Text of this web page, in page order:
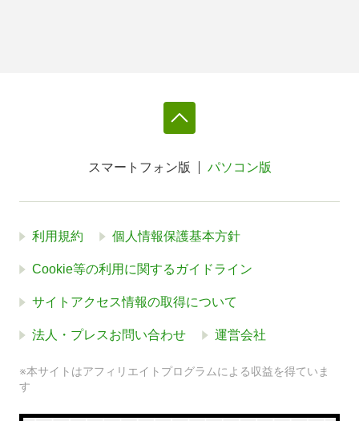
スマートフォン版 パソコン版
利用規約 個人情報保護基本方針
Cookie等の利用に関するガイドライン
サイトアクセス情報の取得について
法人・プレスお問い合わせ 運営会社
※本サイトはアフィリエイトプログラムによる収益を得ていま
す